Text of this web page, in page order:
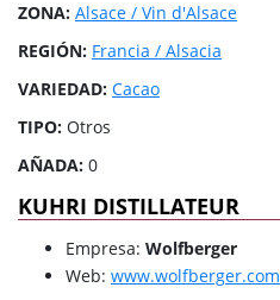
ZONA: Alsace / Vin d'Alsace
REGIÓN: Francia / Alsacia
VARIEDAD: Cacao
TIPO: Otros
AÑADA: 0
KUHRI DISTILLATEUR
Empresa: Wolfberger
Web: www.wolfberger.com